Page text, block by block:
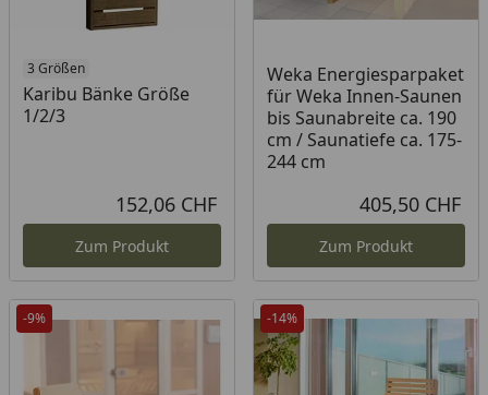
3 Größen
Karibu Bänke Größe
1/2/3
152,06 CHF
Zum Produkt
Weka Energiesparpaket
für Weka Innen-Saunen
bis Saunabreite ca. 190
cm / Saunatiefe ca. 175-
244 cm
405,50 CHF
Zum Produkt
-9% -14%